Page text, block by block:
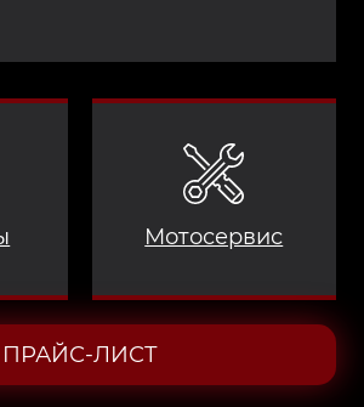
Мотосервис
ПРАЙС-ЛИСТ